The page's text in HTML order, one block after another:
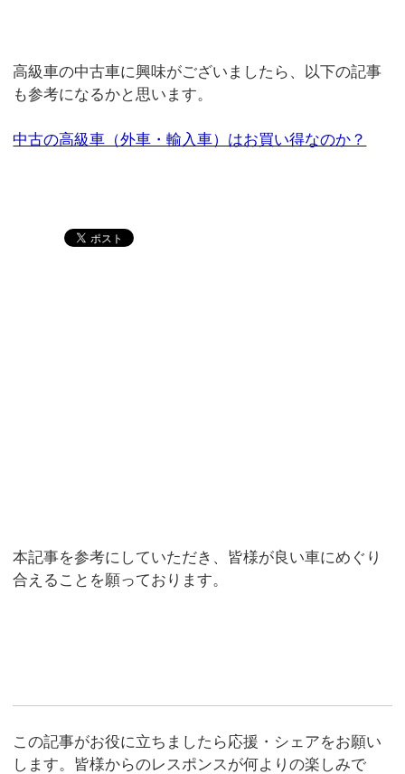
高級車の中古車に興味がございましたら、以下の記事
も参考になるかと思います。
中古の高級車（外車・輸入車）はお買い得なのか？
本記事を参考にしていただき、皆様が良い車にめぐり
合えることを願っております。
この記事がお役に立ちましたら応援・シェアをお願い
します。皆様からのレスポンスが何よりの楽しみで